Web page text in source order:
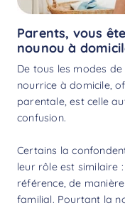
Parents, vous
nounou à
De tous les modes
nourrice à domicile,
parentale, est celle
confusion.
Certains la
leur rôle est similaire
référence, de
familial. Pourtant la